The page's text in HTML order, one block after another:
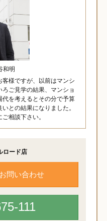
和明
様ですが、以前はマンシ
ご見学の結果、マンショ
代を考えるとその分で予算
との結果になりました。
相談下さい。
ロード店
問い合わせ
111